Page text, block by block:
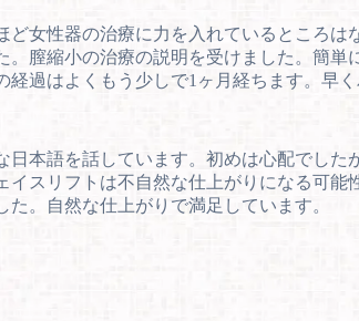
女性器の治療に力を入れているところ
膣縮小の治療の説明を受けました。簡
過はよくもう少しで1ヶ月経ちます。早
本語を話しています。初めは心配でし
スリフトは不自然な仕上がりになる可
。自然な仕上がりで満足しています。